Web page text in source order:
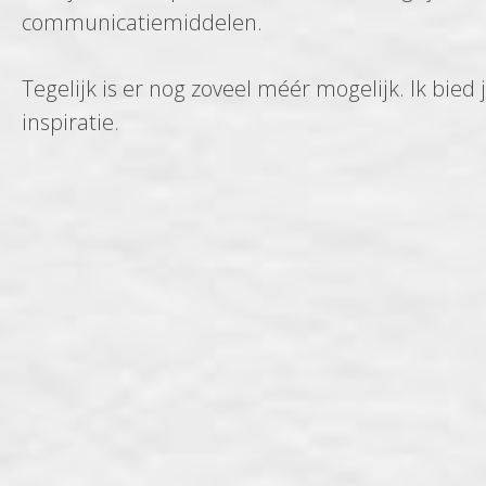
communicatiemiddelen.
Tegelijk is er nog zoveel méér mogelijk. Ik bied
inspiratie.